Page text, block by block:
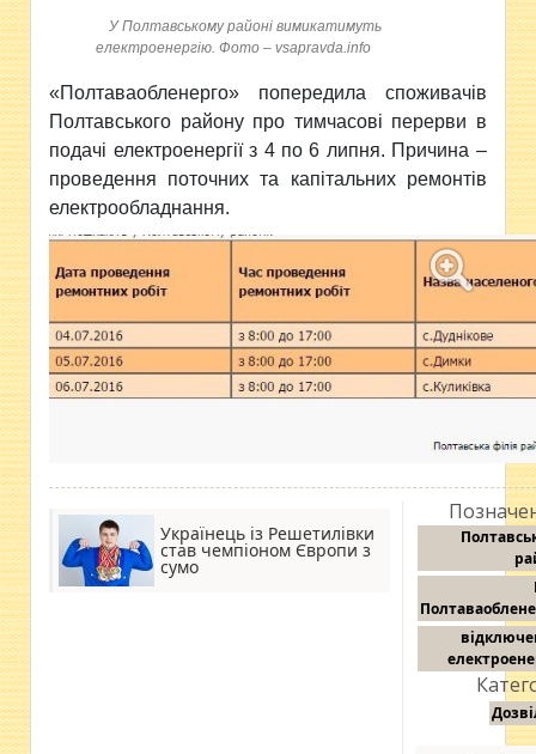
У Полтавському районі вимикатимуть
електроенергію. Фото – vsapravda.info
«Полтаваобленерго» попередила споживачів
Полтавського району про тимчасові перерви в
подачі електроенергії з 4 по 6 липня. Причина –
проведення поточних та капітальних ремонтів
електрообладнання.
Українець із Решетилівки
став чемпіоном Європи з
сумо